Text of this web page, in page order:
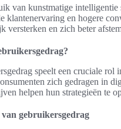
van kunstmatige intelligentie
klantenervaring en hogere
versterken en zich beter
speelt een cruciale rol
zich gedragen in
helpen hun strategieën te
gebruikersgedrag